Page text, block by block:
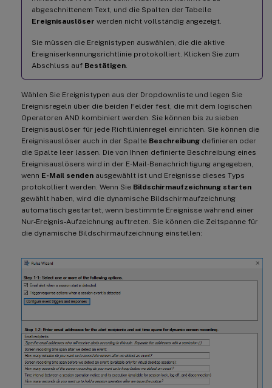
abgeschnittenem Text, und die Spalten der Tabelle
Ereignisauslöser werden nicht vollständig angezeigt.
Sie müssen die Ereignistypen auswählen, die die aktive
Ereigniserkennungsrichtlinie protokolliert. Klicken Sie zum
Abschluss auf Bestätigen.
Wählen Sie Ereignistypen aus der Dropdownliste und legen Sie
Ereignisregeln über die beiden Felder fest, die mit dem logischen
Operatoren AND kombiniert werden. Sie können bis zu sieben
Ereignisauslöser für jede Richtlinienregel einrichten. Sie können die
Ereignisauslöser auch in der Spalte Beschreibung definieren oder
die Spalte leer lassen. Die von Ihnen definierte Beschreibung eines
Ereignisauslösers wird in der E-Mail-Benachrichtigung angegeben,
wenn E-Mail senden ausgewählt ist und Ereignisse dieses Typs
protokolliert werden. Wenn Sie Bildschirmaufzeichnung starten
gewählt haben, wird die dynamische Bildschirmaufzeichnung
automatisch gestartet, wenn bestimmte Ereignisse während einer
Nur-Ereignis-Aufzeichnung auftreten. Sie können die Zeitspanne für
die dynamische Bildschirmaufzeichnung einstellen: